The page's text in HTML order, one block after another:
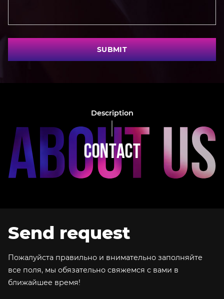
SUBMIT
Description
CONTACT
Send request
Пожалуйста правильно и внимательно заполняйте
все поля, мы обязательно свяжемся с вами в
ближайшее время!